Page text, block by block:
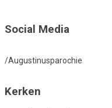
Social Media
/Augustinusparochie
Kerken